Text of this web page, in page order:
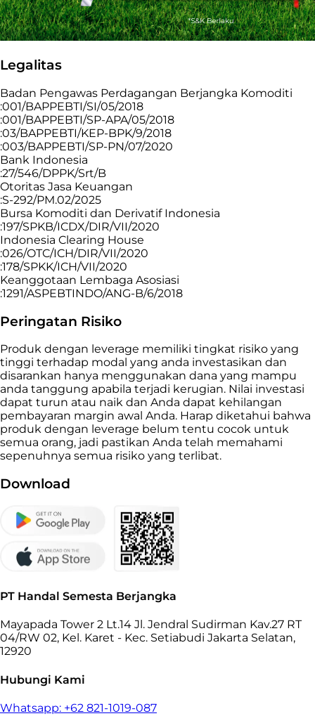
Legalitas
Badan Pengawas Perdagangan Berjangka Komoditi
:001/BAPPEBTI/SI/05/2018
:001/BAPPEBTI/SP-APA/05/2018
:03/BAPPEBTI/KEP-BPK/9/2018
:003/BAPPEBTI/SP-PN/07/2020
Bank Indonesia
:27/546/DPPK/Srt/B
Otoritas Jasa Keuangan
:S-292/PM.02/2025
Bursa Komoditi dan Derivatif Indonesia
:197/SPKB/ICDX/DIR/VII/2020
Indonesia Clearing House
:026/OTC/ICH/DIR/VII/2020
:178/SPKK/ICH/VII/2020
Keanggotaan Lembaga Asosiasi
:1291/ASPEBTINDO/ANG-B/6/2018
Peringatan Risiko
Produk dengan leverage memiliki tingkat risiko yang
tinggi terhadap modal yang anda investasikan dan
disarankan hanya menggunakan dana yang mampu
anda tanggung apabila terjadi kerugian. Nilai investasi
dapat turun atau naik dan Anda dapat kehilangan
pembayaran margin awal Anda. Harap diketahui bahwa
produk dengan leverage belum tentu cocok untuk
semua orang, jadi pastikan Anda telah memahami
sepenuhnya semua risiko yang terlibat.
Download
PT Handal Semesta Berjangka
Mayapada Tower 2 Lt.14 Jl. Jendral Sudirman Kav.27 RT
04/RW 02, Kel. Karet - Kec. Setiabudi Jakarta Selatan,
12920
Hubungi Kami
Whatsapp: +62 821-1019-087